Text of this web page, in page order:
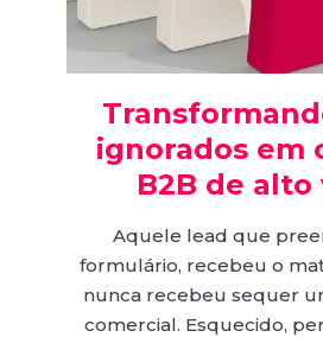
ignorados em
B2B de alto
Aquele lead que
formulário, recebeu o
nunca recebeu sequer
comercial. Esquecido,